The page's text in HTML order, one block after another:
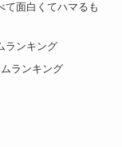
て面白くてハマるも
ランキング
ランキング